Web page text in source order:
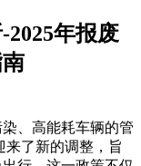
2025年报废
、高能耗车辆的管
了新的调整，旨